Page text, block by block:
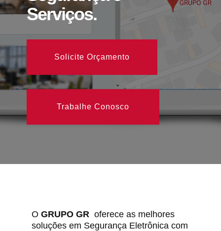
Serviços.
Solicite Orçamento
Trabalhe Conosco
O GRUPO GR oferece as melhores
soluções em Segurança Eletrônica com